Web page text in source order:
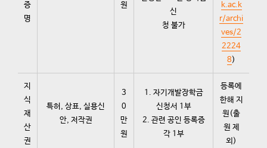
증
명
원
신
청 불가
k.ac.k
r/archi
ves/2
2224
8)
지
식
재
산
권
특허, 상표, 실용신
안, 저작권
3
0
만
원
1. 자기개발장학금
신청서 1부
2. 관련 공인 등록증
각 1부
등록에
한해 지
원(출
원 제
외)